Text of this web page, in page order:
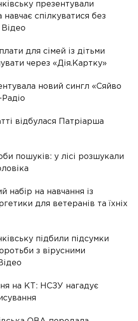
презентували
навчає спілкуватися без
Відео
для сімей із дітьми
через «Дія.Картку»
новий сингл «Сяйво
відбулася Патріарша
пошуків: у лісі розшукали
набір на навчання із
для ветеранів та їхніх
підбили підсумки
з вірусними
на КТ: НСЗУ нагадує